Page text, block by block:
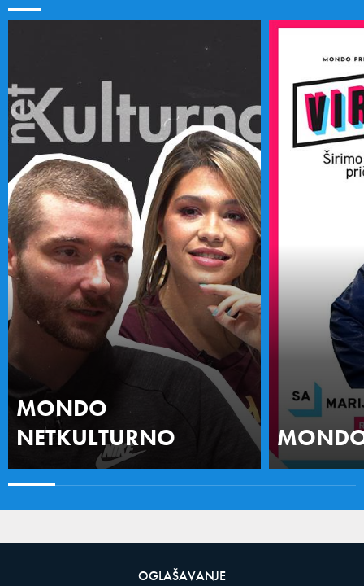
MONDO
NETKULTURNO
OGLAŠAVANJE